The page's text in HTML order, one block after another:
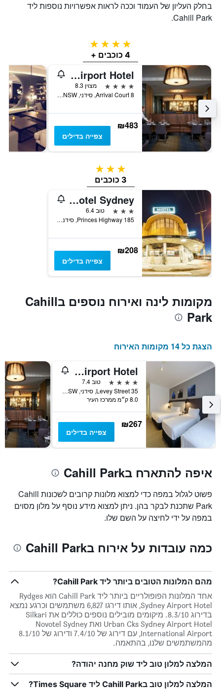
בחלק העליון של העמוד וככה לראות אפשרויות נוספות ליד
Cahill Park.
4 כוכבים
4 כוכבים +
Rydges Sydney Airport Hotel
4 כוכבים
מצוין 8.3
8 Arrival Court, סידני, NSW, אוסטרליה
₪483
צפייה בדילים
3 כוכבים
3 כוכבים
Airport Hotel Sydney
3 כוכבים
טוב 6.4
185 Princes Highway, סידני, NSW, אוסטרליה
₪208
צפייה בדילים
מקומות לינה ואירוח נוספים בCahill
Park
הצגת כל 14 מקומות האירוח
Silkari Urban Cks Sydney Airport Hotel
4 כוכבים
טוב 7.4
35 Levey Street, סידני, NSW, אוסטרליה
8.0 ק״מ ממרכז העיר
₪267
צפייה בדילים
איפה להתארח בCahill Park
פשוט לגלול במפה כדי למצוא מלונות קרובים לשכונות Cahill
Park שתכנת לבקר בהן. ניתן למצוא מידע נוסף על מלון מסוים
במפה על ידי לחיצה על השם שלו.
כמה עובדות על אירוח בCahill Park
מהם המלונות הטובים ביותר ליד Cahill Park?
אחד המלונות הפופולריים ביותר ליד Cahill Park הוא Rydges
Sydney Airport Hotel, אותו דירגו 6,827 משתמשים וכרגע נמצא
בדירוג 8.3/10. מיקומים מובילים נוספים כוללים את Silkari
Urban Cks Sydney Airport Hotel ואת Novotel Sydney
International Airport, עם דירוג של 7.4/10 ודירוג של 8.1/10
מהמשתמשים שלנו, בהתאמה.
המלצה למלון טוב ליד שוק מחנה יהודה?
המלצה למלון טוב בCahill Park ליד Times Square?